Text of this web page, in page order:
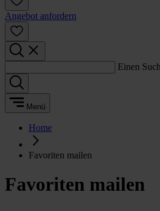
Angebot anfordern
Einen
Menü
Home
Favoriten mailen
Favoriten mailen